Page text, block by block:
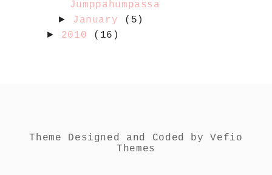
Jumppahumpassa
► January (5)
► 2010 (16)
Theme Designed and Coded byVefio
Themes